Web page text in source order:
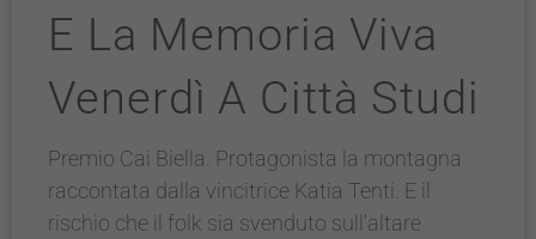
E La Memoria Viva
Venerdì A Città Studi
Premio Cai Biella. Protagonista la montagna
raccontata dalla vincitrice Katia Tenti. E il
rischio che il folk sia svenduto sull’altare
Questi cookie
sono necessari
per il
funzionamento